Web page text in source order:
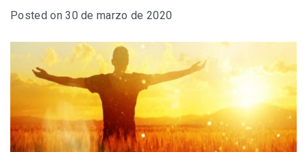
Posted on30 de marzo de 2020